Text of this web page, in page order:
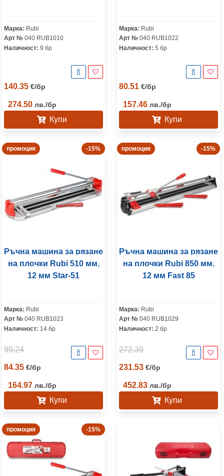
Марка: Rubi
Арт № 040 RUB1010
Наличност: 9 бр
140.35 €/бр
274.50 лв./бр
Купи
Марка: Rubi
Арт № 040 RUB1022
Наличност: 5 бр
80.51 €/бр
157.46 лв./бр
Купи
промоция -15%
Ръчна машина за рязане
на плочки Rubi 510 мм,
12 мм Star-51
Марка: Rubi
Арт № 040 RUB1023
Наличност: 14 бр
99.24
84.35 €/бр
164.97 лв./бр
Купи
промоция -15%
Ръчна машина за рязане
на плочки Rubi 850 мм,
12 мм Fast 85
Марка: Rubi
Арт № 040 RUB1029
Наличност: 2 бр
272.39
231.53 €/бр
452.83 лв./бр
Купи
промоция -15%